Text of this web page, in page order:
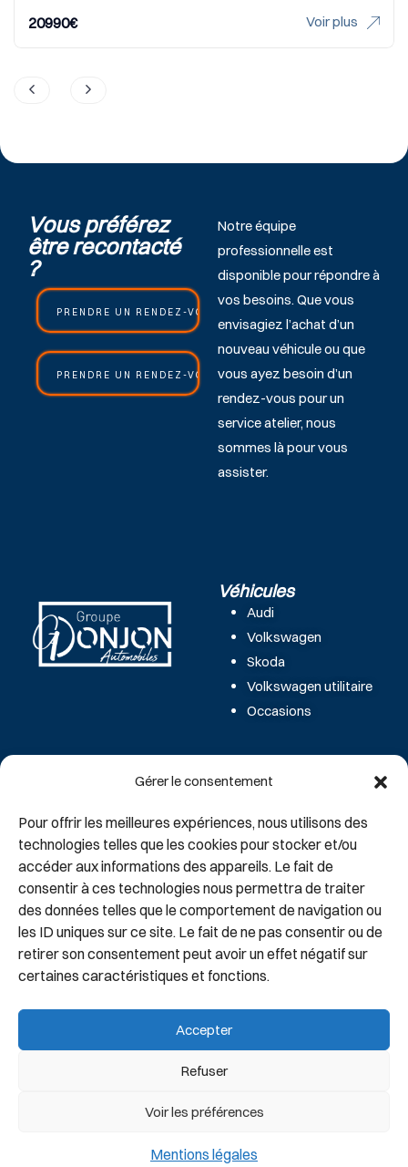
Gérer le consentement
Pour offrir les meilleures expériences, nous utilisons des
technologies telles que les cookies pour stocker et/ou
accéder aux informations des appareils. Le fait de
consentir à ces technologies nous permettra de traiter
des données telles que le comportement de navigation ou
les ID uniques sur ce site. Le fait de ne pas consentir ou de
retirer son consentement peut avoir un effet négatif sur
certaines caractéristiques et fonctions.
Accepter
Refuser
Voir les préférences
Mentions légales
23490
Vous préférez
être recontacté
?
PRENDRE UN RENDEZ-VOUS COMMERCIAL
PRENDRE UN RENDEZ-VOUS ATELIER
Notre équipe
professionnelle est
disponible pour répondre à
vos besoins. Que vous
envisagiez l’achat d’un
nouveau véhicule ou que
vous ayez besoin d’un
rendez-vous pour un
service atelier, nous
sommes là pour vous
assister.
Véhicules
Audi
Volkswagen
Skoda
Volkswagen utilitaire
Occasions
Nos Concessions
Recrutements
Offres d’emploi
Coordonnées
107 route de Corbeil
91700 Sainte Geneviève des
Bois
Tél : 01 69 46 63 00
© 2024 Groupe Donjon. Tous droits réservés.